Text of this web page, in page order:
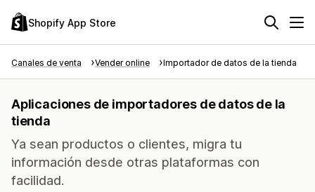
Shopify App Store
Canales de venta Vender online Importador de datos de la tienda
Aplicaciones de importadores de datos de la
tienda
Ya sean productos o clientes, migra tu
información desde otras plataformas con
facilidad.